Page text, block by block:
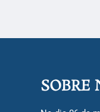
SOBRE